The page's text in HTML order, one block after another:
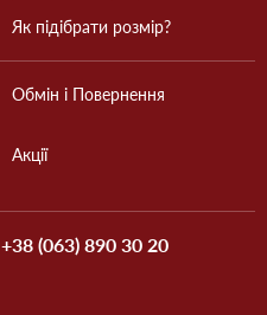
Як підібрати розмір?
Обмін і Повернення
Акції
+38 (063) 890 30 20